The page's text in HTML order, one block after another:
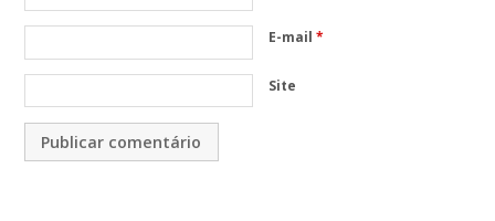
E-mail *
Site